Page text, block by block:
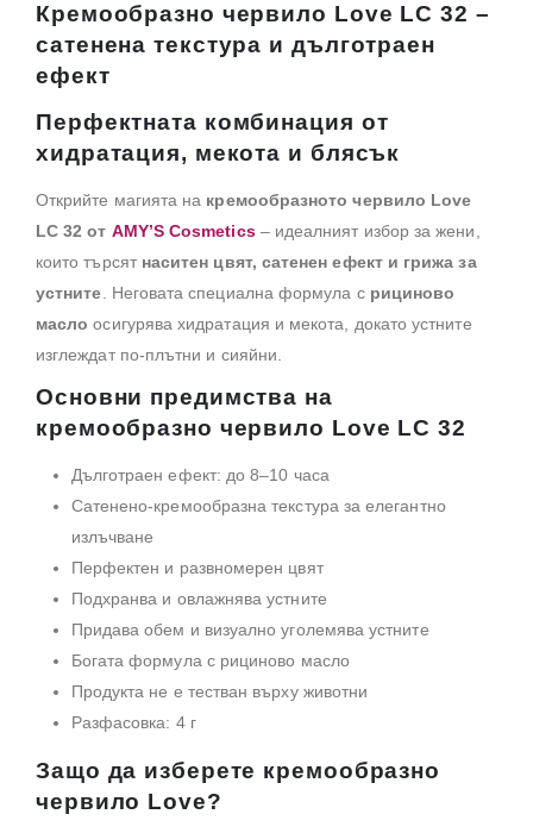
Кремообразно червило Love LC 32 –
сатенена текстура и дълготраен
ефект
Перфектната комбинация от
хидратация, мекота и блясък
Открийте магията на кремообразното червило Love
LC 32 от AMY’S Cosmetics– идеалният избор за жени,
които търсят наситен цвят, сатенен ефект и грижа за
устните. Неговата специална формула с рициново
масло осигурява хидратация и мекота, докато устните
изглеждат по-плътни и сияйни.
Основни предимства на
кремообразно червило Love LC 32
Дълготраен ефект: до 8–10 часа
Сатенено-кремообразна текстура за елегантно
излъчване
Перфектен и развномерен цвят
Подхранва и овлажнява устните
Придава обем и визуално уголемява устните
Богата формула с рициново масло
Продукта не е тестван върху животни
Разфасовка: 4 г
Защо да изберете кремообразно
червило Love?